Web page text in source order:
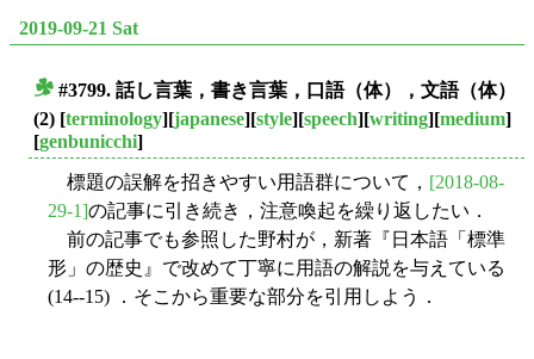
2019-09-21 Sat
#3799. 話し言葉，書き言葉，口語（体），文語（体）
(2) [terminology][japanese][style][speech][writing][medium]
[genbunicchi]
標題の誤解を招きやすい用語群について， [2018-08-
29-1]の記事に引き続き，注意喚起を繰り返したい．
前の記事でも参照した野村が，新著『日本語「標準
形」の歴史』で改めて丁寧に用語の解説を与えている
(14--15) ．そこから重要な部分を引用しよう．